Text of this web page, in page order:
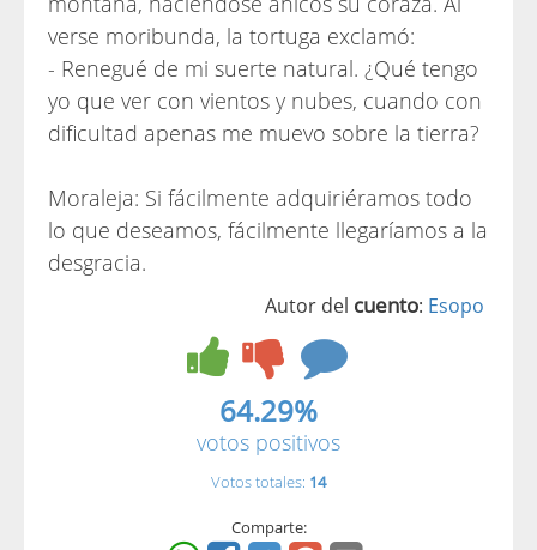
verse moribunda, la tortuga exclamó:
- Renegué de mi suerte natural. ¿Qué tengo
yo que ver con vientos y nubes, cuando con
dificultad apenas me muevo sobre la tierra?
Moraleja: Si fácilmente adquiriéramos todo
lo que deseamos, fácilmente llegaríamos a la
desgracia.
Autor del cuento: Esopo
64.29%
votos positivos
Votos totales: 14
Comparte: